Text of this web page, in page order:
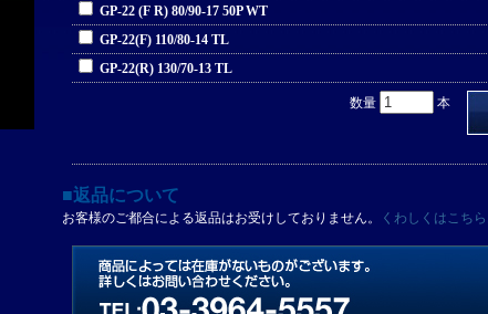
GP-22 (F R) 80/90-17 50P WT
GP-22(F) 110/80-14 TL
GP-22(R) 130/70-13 TL
数量 本
■返品について
お客様のご都合による返品はお受けしておりません。 くわしくはこちら